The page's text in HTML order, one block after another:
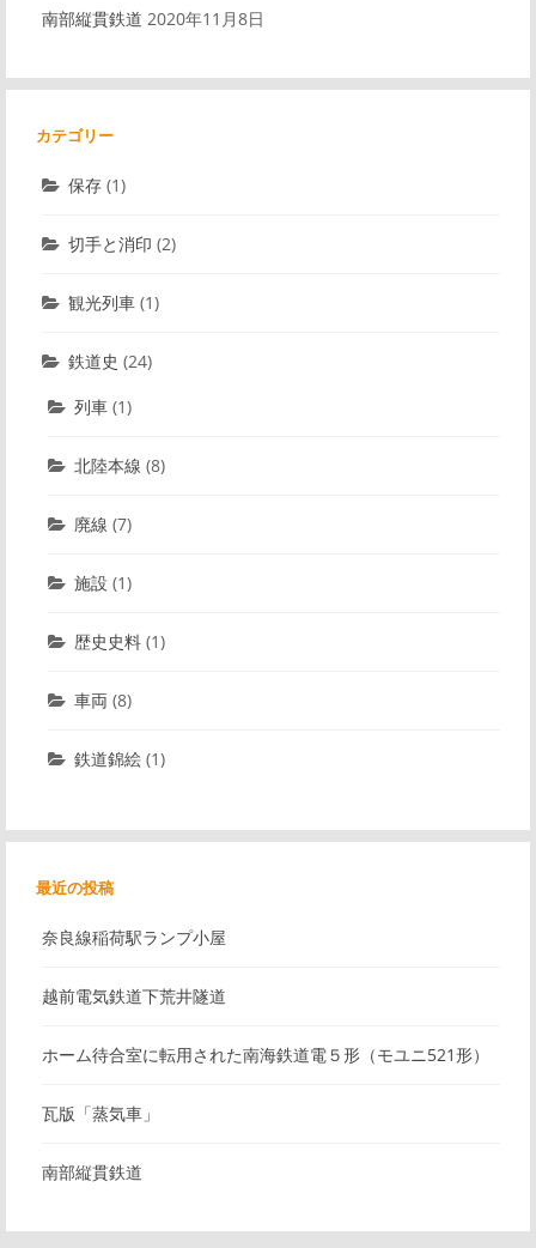
南部縦貫鉄道 2020年11月8日
カテゴリー
保存 (1)
切手と消印 (2)
観光列車 (1)
鉄道史 (24)
列車 (1)
北陸本線 (8)
廃線 (7)
施設 (1)
歴史史料 (1)
車両 (8)
鉄道錦絵 (1)
最近の投稿
奈良線稲荷駅ランプ小屋
越前電気鉄道下荒井隧道
ホーム待合室に転用された南海鉄道電５形（モユニ521形）
瓦版「蒸気車」
南部縦貫鉄道